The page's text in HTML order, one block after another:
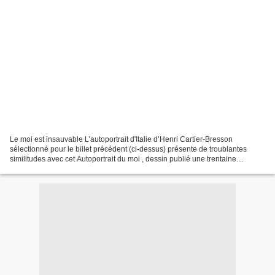
Le moi est insauvable L’autoportrait d'Italie d’Henri Cartier-Bresson
sélectionné pour le billet précédent (ci-dessus) présente de troublantes
similitudes avec cet Autoportrait du moi , dessin publié une trentaine